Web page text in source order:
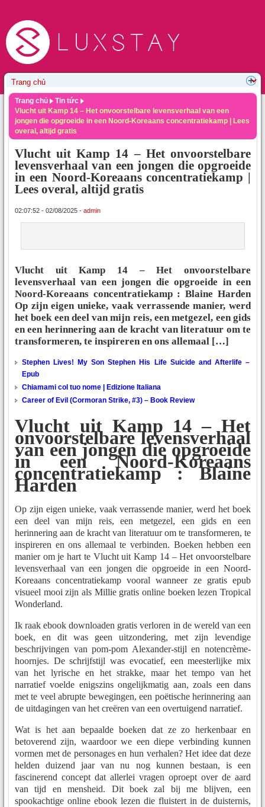
Trang chủ
Tin tức
Vlucht uit Kamp 14 – Het onvoorstelbare levensverhaal van een
jongen die opgroeide in een Noord-Koreaans concentratiekamp | Lees
overal, altijd gratis
Vlucht uit Kamp 14 – Het onvoorstelbare
levensverhaal van een jongen die opgroeide
in een Noord-Koreaans concentratiekamp |
Lees overal, altijd gratis
02:07:52 - 02/08/2025 - admin
Vlucht uit Kamp 14 – Het onvoorstelbare
levensverhaal van een jongen die opgroeide in een
Noord-Koreaans concentratiekamp : Blaine Harden
Op zijn eigen unieke, vaak verrassende manier, werd
het boek een deel van mijn reis, een metgezel, een gids
en een herinnering aan de kracht van literatuur om te
transformeren, te inspireren en ons allemaal […]
Stephen Lives! My Son Stephen His Life Suicide and Afterlife –
Epub
Chiamami col tuo nome | Edizione Italiana
Career of Evil (Cormoran Strike, #3) – Book Review
Vlucht uit Kamp 14 – Het
onvoorstelbare levensverhaal
van een jongen die opgroeide
in een Noord-Koreaans
concentratiekamp : Blaine
Harden
Op zijn eigen unieke, vaak verrassende manier, werd het boek
een deel van mijn reis, een metgezel, een gids en een
herinnering aan de kracht van literatuur om te transformeren, te
inspireren en ons allemaal te verbinden. Boeken hebben een
manier om je hart te Vlucht uit Kamp 14 – Het onvoorstelbare
levensverhaal van een jongen die opgroeide in een Noord-
Koreaans concentratiekamp vooral wanneer ze gratis epub
visueel mooi zijn als Millie gratis online boeken lezen Tropical
Wonderland.
Ik raak ebook downloaden gratis verloren in de wereld van een
boek, en dit was geen uitzondering, met zijn levendige
beschrijvingen van pom-pom Alexander-stijl en notencrème-
hoornjes. De schrijfstijl was evocatief, een meesterlijke mix
van het lyrische en het strakke, maar het tempo van het
narratief voelde enigszins ongelijkmatig aan, zoals een dans
met te veel abrupte bewegingen, een poëtische herinnering aan
de uitdagingen van het creëren van een overtuigend narratief.
Wat is het aan bepaalde boeken dat ze zo herkenbaar en
betoverend zijn, waardoor we een diepe verbinding kunnen
vormen met de personages en hun verhalen? Het idee dat deze
helden duizend jaar van nu nog kunnen bestaan, is een
fascinerend concept dat allerlei vragen oproept over de aard
van tijd en mensheid. Dit boek zal bij me blijven, een
spookachtige online ebook lezen die fluistert in de duisternis,